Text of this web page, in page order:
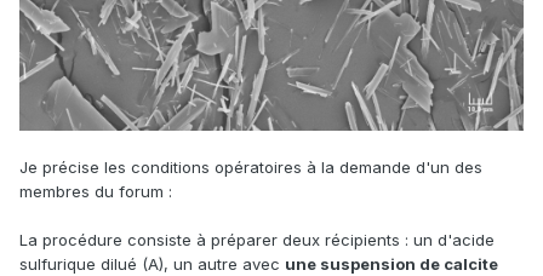
Je précise les conditions opératoires à la demande d'un des
membres du forum :
La procédure consiste à préparer deux récipients : un d'acide
sulfurique dilué (A), un autre avec une suspension de calcite